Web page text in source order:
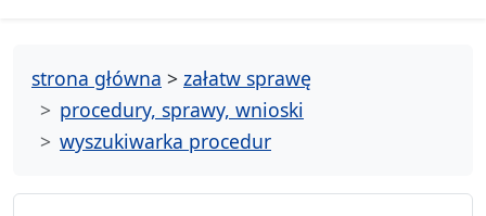
strona główna > załatw sprawę
procedury, sprawy, wnioski
wyszukiwarka procedur